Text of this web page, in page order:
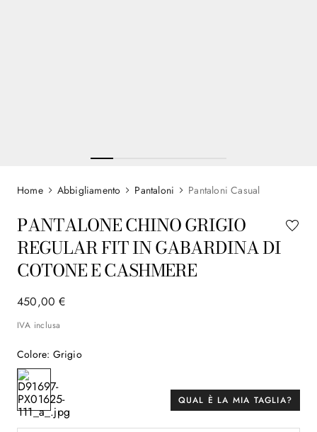
Abbigliamento Pantaloni Pantaloni Casual
PANTALONE CHINO GRIGIO
REGULAR FIT IN GABARDINA DI
COTONE E CASHMERE
450,00 €
IVA inclusa
Colore: Grigio
QUAL È LA MIA TAGLIA?